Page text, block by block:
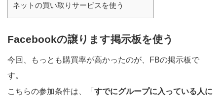
ネットの買い取りサービスを使う
Facebookの譲ります掲示板を使う
今回、もっとも購買率が高かったのが、FBの掲示板で
す。
こちらの参加条件は、「 すでにグループに入っている人に